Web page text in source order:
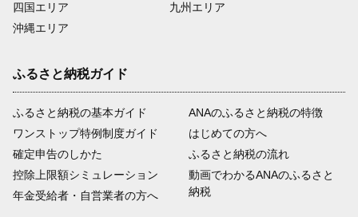
四国エリア
沖縄エリア
九州エリア
ふるさと納税ガイド
ふるさと納税の基本ガイド
ワンストップ特例制度ガイド
確定申告のしかた
控除上限額シミュレーション
年金受給者・自営業者の方へ
ANAのふるさと納税の特徴
はじめての方へ
ふるさと納税の流れ
動画でわかるANAのふるさと
納税